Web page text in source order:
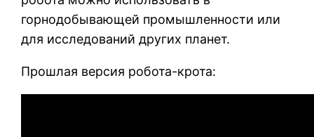
горнодобывающей промышленности или
для исследований других планет.
Прошлая версия робота-крота: